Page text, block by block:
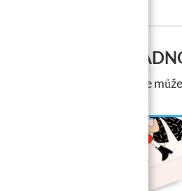
V několika málo krocích si zde